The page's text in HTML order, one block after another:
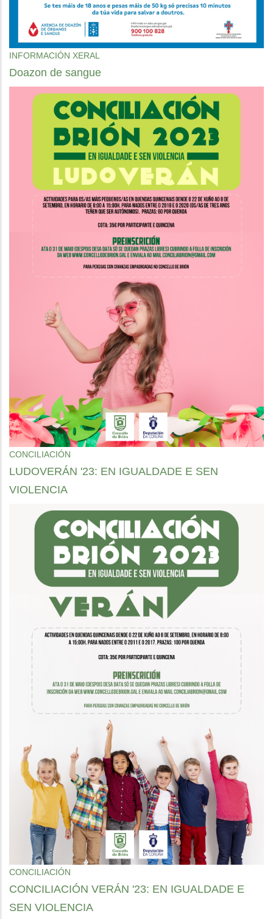
INFORMACIÓN XERAL
Doazon de sangue
CONCILIACIÓN
LUDOVERÁN '23: EN IGUALDADE E SEN
VIOLENCIA
CONCILIACIÓN
CONCILIACIÓN VERÁN '23: EN IGUALDADE E
SEN VIOLENCIA